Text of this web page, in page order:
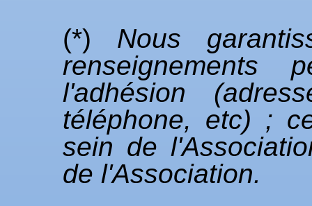
(*) Nous
renseignements
l'adhésion
téléphone, etc) ;
sein de
de l'Association.